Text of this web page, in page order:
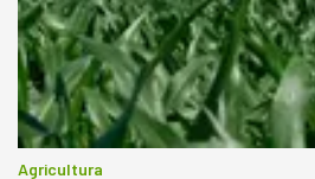
Agricultura